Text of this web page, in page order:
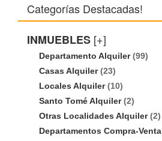
Categorías Destacadas!
INMUEBLES [+]
Departamento Alquiler(99)
Casas Alquiler(23)
Locales Alquiler(10)
Santo Tomé Alquiler(2)
Otras Localidades Alquiler(2)
Departamentos Compra-Venta